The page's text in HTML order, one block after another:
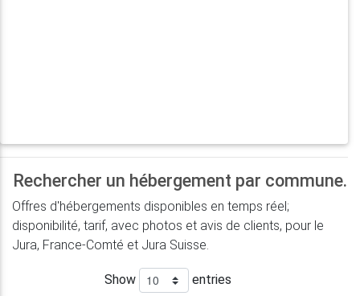
Rechercher un hébergement par commune.
Offres d'hébergements disponibles en temps réel;
disponibilité, tarif, avec photos et avis de clients, pour le
Jura, France-Comté et Jura Suisse.
Show entries